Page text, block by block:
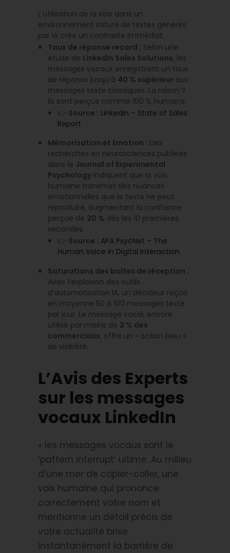
L’utilisation de la voix dans un
environnement saturé de textes générés
par IA crée un contraste immédiat.
Taux de réponse record : Selon une
étude de LinkedIn Sales Solutions, les
messages vocaux enregistrent un taux
de réponse jusqu’à 40 % supérieur aux
messages texte classiques. La raison ?
Ils sont perçus comme 100 % humains.
👉 Source : LinkedIn – State of Sales
Report
Mémorisation et Emotion : Des
recherches en neurosciences publiées
dans le Journal of Experimental
Psychology indiquent que la voix
humaine transmet des nuances
émotionnelles que le texte ne peut
reproduire, augmentant la confiance
perçue de 20 % dès les 10 premières
secondes.
👉 Source : APA PsycNet – The
Human Voice in Digital Interaction
Saturations des boîtes de réception :
Avec l’explosion des outils
d’automatisation IA, un décideur reçoit
en moyenne 50 à 100 messages texte
par jour. Le message vocal, encore
utilisé par moins de 2 % des
commerciaux, offre un « océan bleu »
de visibilité.
L’Avis des Experts
sur les messages
vocaux LinkedIn
« les messages vocaux sont le
‘pattern interrupt’ ultime. Au milieu
d’une mer de copier-coller, une
voix humaine qui prononce
correctement votre nom et
mentionne un détail précis de
votre actualité brise
instantanément la barrière de